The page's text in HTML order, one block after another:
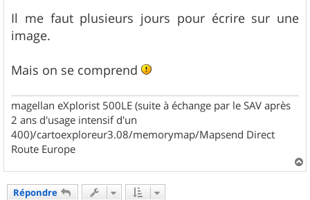
Il me faut plusieurs jours pour écrire sur une
image.
Mais on se comprend
magellan eXplorist 500LE (suite à échange par le SAV après
2 ans d'usage intensif d'un
400)/cartoexploreur3.08/memorymap/Mapsend Direct
Route Europe
a
Répondre